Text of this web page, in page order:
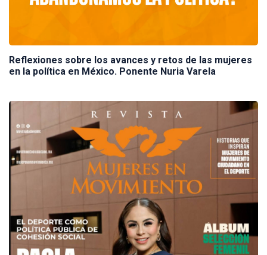
Reflexiones sobre los avances y retos de las mujeres
en la política en México. Ponente Nuria Varela